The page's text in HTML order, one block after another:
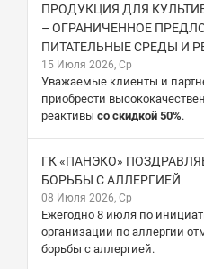
ПРОДУКЦИЯ ДЛЯ
– ОГРАНИЧЕННОЕ
ПИТАТЕЛЬНЫЕ СРЕДЫ И
15 Июля 2026, Ср
Уважаемые клиенты и
приобрести
реактивы со скидкой 50%.
ГК «ПАНЭКО»
БОРЬБЫ С АЛЛЕРГИЕЙ
08 Июля 2026, Ср
Ежегодно 8 июля по
организации по аллергии
борьбы с аллергией.